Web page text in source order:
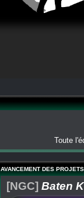
Toute
AVANCEMENT DES PROJETS
[NGC] Baten